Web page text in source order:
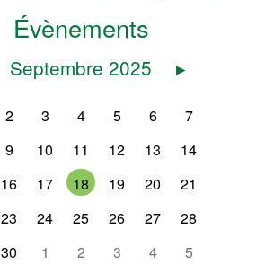
Évènements
Septembre 2025 ▸
2 3 4 5 6
7
9 10 11 12 13
14
16 17 18 19 20
21
23 24 25 26 27
28
30 1 2 3 4 5